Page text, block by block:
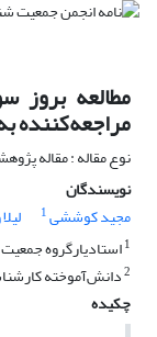
مطالعه بروز
مراجعه‌کننده
نوع مقاله : مقاله
نویسندگان
مجید کوششی1
1استادیارگروه
2دانش‌آموخته
چکیده